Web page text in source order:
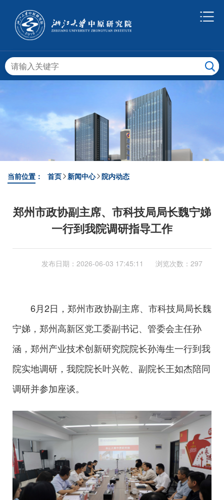
当前位置： 首页 新闻中心 院内动态
郑州市政协副主席、市科技局局长魏宁娣
一行到我院调研指导工作
发布日期： 2026-06-03 17:45:11 浏览次数：297
6月2日，郑州市政协副主席、市科技局局长魏
宁娣，郑州高新区党工委副书记、管委会主任孙
涵，郑州产业技术创新研究院院长孙海生一行到我
院实地调研，我院院长叶兴乾、副院长王如杰陪同
调研并参加座谈。